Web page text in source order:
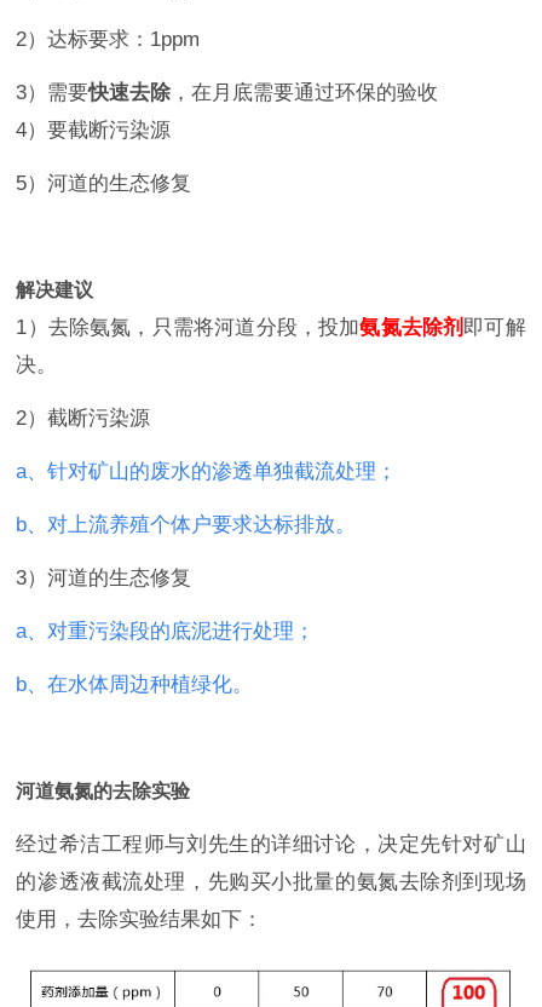
2）达标要求：1ppm
3）需要快速去除 ，在月底需要通过环保的验收
4）要截断污染源
5）河道的生态修复
解决建议
1）去除氨氮，只需将河道分段，投加氨氮去除剂 即可解
决。
2）截断污染源
a、针对矿山的废水的渗透单独截流处理；
b、对上流养殖个体户要求达标排放。
3）河道的生态修复
a、对重污染段的底泥进行处理；
b、在水体周边种植绿化。
河道氨氮的去除实验
经过希洁工程师与刘先生的详细讨论，决定先针对矿山
的渗透液截流处理，先购买小批量的氨氮去除剂到现场
使用，去除实验结果如下：